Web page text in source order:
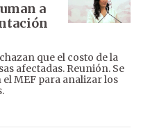
a
que el costo de la
afectadas. Reunión. Se
MEF para analizar los